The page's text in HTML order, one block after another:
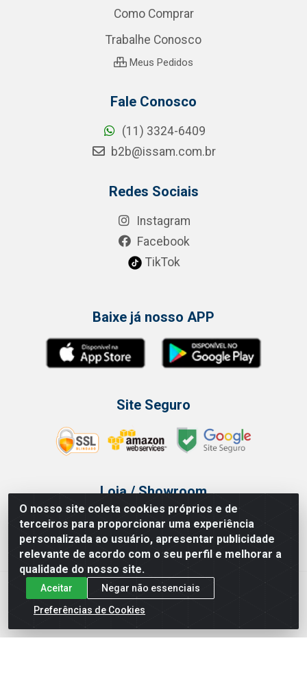
O nosso site coleta cookies próprios e de
terceiros para proporcionar uma experiência
personalizada ao usuário, apresentar publicidade
relevante de acordo com o seu perfil e melhorar a
qualidade do nosso site.
Aceitar
Negar não essenciais
Preferências de Cookies
Como Comprar
Trabalhe Conosco
Meus Pedidos
Fale Conosco
(11) 3324-6409
b2b@issam.com.br
Redes Sociais
Instagram
Facebook
TikTok
Baixe já nosso APP
Site Seguro
Loja / Showroom
Tel.: (11) 3314 6400
Av Vautier, 468 - Pari - São Paulo/SP
Issam Importação e Exportação LTDA - Av. Vautier, 468 - Pari, São
Paulo/ SP - CEP 03032-000 - CNPJ 00.327.385/0003-68